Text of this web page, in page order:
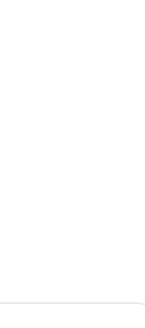
Johor Bahru